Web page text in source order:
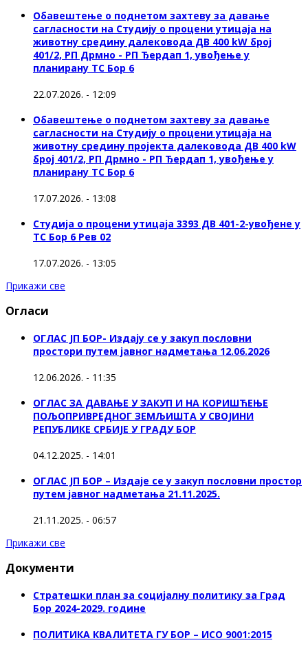
Обавештење о поднетом захтеву за давање
сагласности на Студију о процени утицаја на
животну средину далековода ДВ 400 kW број
401/2, РП Дрмно - РП Ђердап 1, увођење у
планирану ТС Бор 6
22.07.2026. - 12:09
Обавештење о поднетом захтеву за давање
сагласности на Студију о процени утицаја на
животну средину пројекта далековода ДВ 400 kW
број 401/2, РП Дрмно - РП Ђердап 1, увођење у
планирану ТС Бор 6
17.07.2026. - 13:08
Студија о процени утицаја 3393 ДВ 401-2-увођене у
ТС Бор 6 Рев 02
17.07.2026. - 13:05
Прикажи све
Огласи
ОГЛАС ЈП БОР- Издају се у закуп пословни
простори путем јавног надметања 12.06.2026
12.06.2026. - 11:35
ОГЛАС ЗА ДАВАЊЕ У ЗАКУП И НА КОРИШЋЕЊЕ
ПОЉОПРИВРЕДНОГ ЗЕМЉИШТА У СВОЈИНИ
РЕПУБЛИКЕ СРБИЈЕ У ГРАДУ БОР
04.12.2025. - 14:01
ОГЛАС ЈП БОР – Издаје се у закуп пословни простор
путем јавног надметања 21.11.2025.
21.11.2025. - 06:57
Прикажи све
Документи
Стратешки план за социјалну политику за Град
Бор 2024-2029. године
ПОЛИТИКА КВАЛИТЕТА ГУ БОР – ИСО 9001:2015